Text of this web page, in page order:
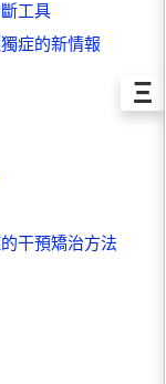
工具
症的新情報
干預矯治方法
Ξ